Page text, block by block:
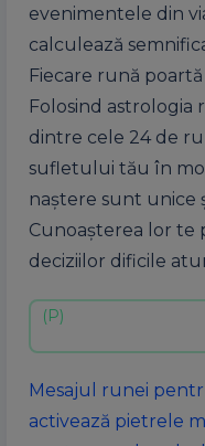
evenimentele din
calculează
Fiecare rună
Folosind astrologia
dintre cele 24 de
sufletului tău în
naștere sunt unice
Cunoașterea lor te
deciziilor dificile
Mesajul runei
activează pietrele